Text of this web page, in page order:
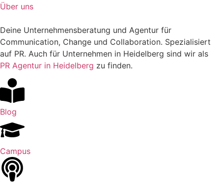
Über uns
Deine Unternehmensberatung und Agentur für
Communication, Change und Collaboration. Spezialisiert
auf PR. Auch für Unternehmen in Heidelberg sind wir als
PR Agentur in Heidelberg zu finden.
Blog
Campus